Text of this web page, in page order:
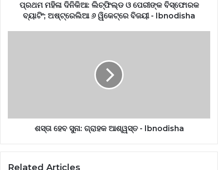
ପ୍ରଥମ ମହିଳା ଦିନିକିଆ: ଲିଚ୍‌ଫିଲ୍ଡ ଓ ପେରୀଙ୍କ ବିସ୍ଫୋରକ
ବ୍ୟାଟିଂ; ଅଷ୍ଟ୍ରେଲିଆ ୬ ୱିକେଟ୍‌ରେ ବିଜୟୀ - Ibnodisha
ଶସ୍ତା ହେବ ସୁନା: ଗ୍ରାହକ ଆଶ୍ୱସ୍ତ - Ibnodisha
Related Articles